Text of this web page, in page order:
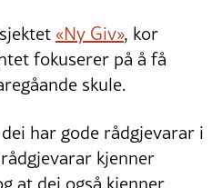
«Ny Giv», kor
fokuserer på å få
skule.
har gode rådgjevarar i
kjenner